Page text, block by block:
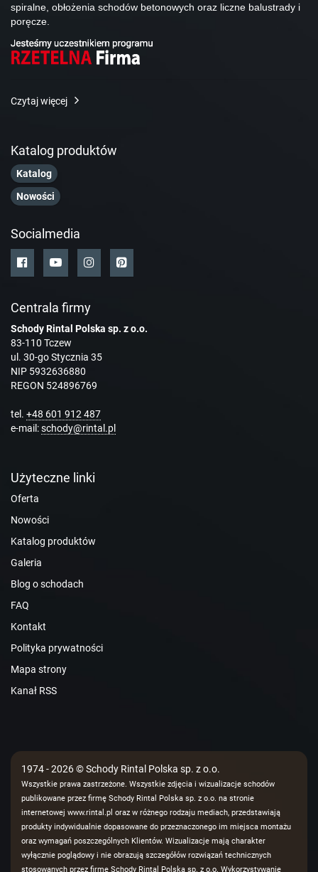
spiralne, obłożenia schodów betonowych oraz liczne balustrady i
poręcze.
Czytaj więcej
Katalog produktów
Katalog
Nowości
Socialmedia
Centrala firmy
Schody Rintal Polska sp. z o.o.
83-110 Tczew
ul. 30-go Stycznia 35
NIP 5932636880
REGON 524896769
tel. +48 601 912 487
e-mail:schody@rintal.pl
Użyteczne linki
Oferta
Nowości
Katalog produktów
Galeria
Blog o schodach
FAQ
Kontakt
Polityka prywatności
Mapa strony
Kanał RSS
1974 - 2026 © Schody Rintal Polska sp. z o.o.
Wszystkie prawa zastrzeżone. Wszystkie zdjęcia i wizualizacje schodów
publikowane przez firmę Schody Rintal Polska sp. z o.o. na stronie
internetowej www.rintal.pl oraz w różnego rodzaju mediach, przedstawiają
produkty indywidualnie dopasowane do przeznaczonego im miejsca montażu
oraz wymagań poszczególnych Klientów. Wizualizacje mają charakter
wyłącznie poglądowy i nie obrazują szczegółów rozwiązań technicznych
stosowanych przez firmę Schody Rintal Polska sp. z o.o. Wykorzystywanie